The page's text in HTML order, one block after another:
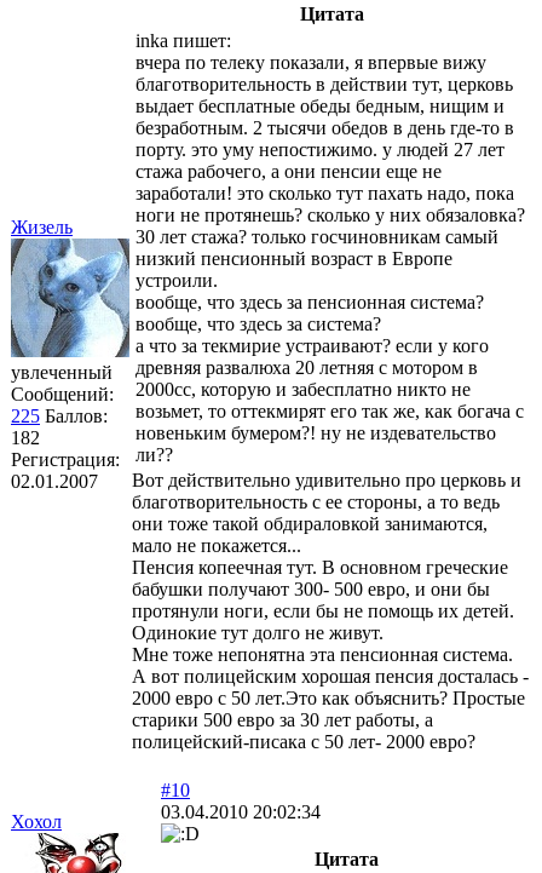
Жизель
увлеченный
Сообщений:
225 Баллов:
182
Регистрация:
02.01.2007
Цитата
inka пишет:
вчера по телеку показали, я впервые вижу
благотворительность в действии тут, церковь
выдает бесплатные обеды бедным, нищим и
безработным. 2 тысячи обедов в день где-то в
порту. это уму непостижимо. у людей 27 лет
стажа рабочего, а они пенсии еще не
заработали! это сколько тут пахать надо, пока
ноги не протянешь? сколько у них обязаловка?
30 лет стажа? только госчиновникам самый
низкий пенсионный возраст в Европе
устроили.
вообще, что здесь за пенсионная система?
вообще, что здесь за система?
а что за текмирие устраивают? если у кого
древняя развалюха 20 летняя с мотором в
2000сс, которую и забесплатно никто не
возьмет, то оттекмирят его так же, как богача с
новеньким бумером?! ну не издевательство
ли??
Вот действительно удивительно про церковь и
благотворительность с ее стороны, а то ведь
они тоже такой обдираловкой занимаются,
мало не покажется...
Пенсия копеечная тут. В основном греческие
бабушки получают 300- 500 евро, и они бы
протянули ноги, если бы не помощь их детей.
Одинокие тут долго не живут.
Мне тоже непонятна эта пенсионная система.
А вот полицейским хорошая пенсия досталась -
2000 евро с 50 лет.Это как объяснить? Простые
старики 500 евро за 30 лет работы, а
полицейский-писака с 50 лет- 2000 евро?
Хохол
#10
03.04.2010 20:02:34
Цитата